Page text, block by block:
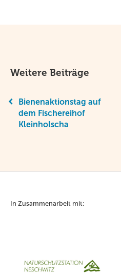
Weitere Beiträge
Bienenaktionstag auf
dem Fischereihof
Kleinholscha
In Zusammenarbeit mit: